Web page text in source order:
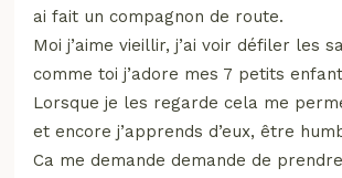
ai fait un compagnon de route.
Moi j’aime vieillir, j’ai voir défiler les
comme toi j’adore mes 7 petits
Lorsque je les regarde cela me
et encore j’apprends d’eux, être
Ca me demande demande de